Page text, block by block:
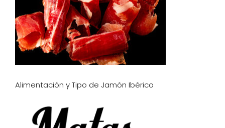
Alimentación y Tipo de Jamón Ibérico